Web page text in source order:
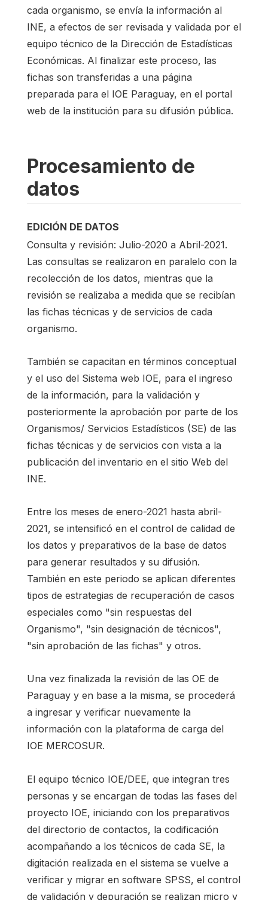
cada organismo, se envía la información al
INE, a efectos de ser revisada y validada por el
equipo técnico de la Dirección de Estadísticas
Económicas. Al finalizar este proceso, las
fichas son transferidas a una página
preparada para el IOE Paraguay, en el portal
web de la institución para su difusión pública.
Procesamiento de
datos
EDICIÓN DE DATOS
Consulta y revisión: Julio-2020 a Abril-2021.
Las consultas se realizaron en paralelo con la
recolección de los datos, mientras que la
revisión se realizaba a medida que se recibían
las fichas técnicas y de servicios de cada
organismo.
También se capacitan en términos conceptual
y el uso del Sistema web IOE, para el ingreso
de la información, para la validación y
posteriormente la aprobación por parte de los
Organismos/ Servicios Estadísticos (SE) de las
fichas técnicas y de servicios con vista a la
publicación del inventario en el sitio Web del
INE.
Entre los meses de enero-2021 hasta abril-
2021, se intensificó en el control de calidad de
los datos y preparativos de la base de datos
para generar resultados y su difusión.
También en este periodo se aplican diferentes
tipos de estrategias de recuperación de casos
especiales como "sin respuestas del
Organismo", "sin designación de técnicos",
"sin aprobación de las fichas" y otros.
Una vez finalizada la revisión de las OE de
Paraguay y en base a la misma, se procederá
a ingresar y verificar nuevamente la
información con la plataforma de carga del
IOE MERCOSUR.
El equipo técnico IOE/DEE, que integran tres
personas y se encargan de todas las fases del
proyecto IOE, iniciando con los preparativos
del directorio de contactos, la codificación
acompañando a los técnicos de cada SE, la
digitación realizada en el sistema se vuelve a
verificar y migrar en software SPSS, el control
de validación y depuración se realizan micro y